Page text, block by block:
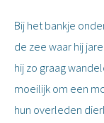
Bij het bankje
de zee waar hij
hij zo graag
moeilijk om een
hun overleden